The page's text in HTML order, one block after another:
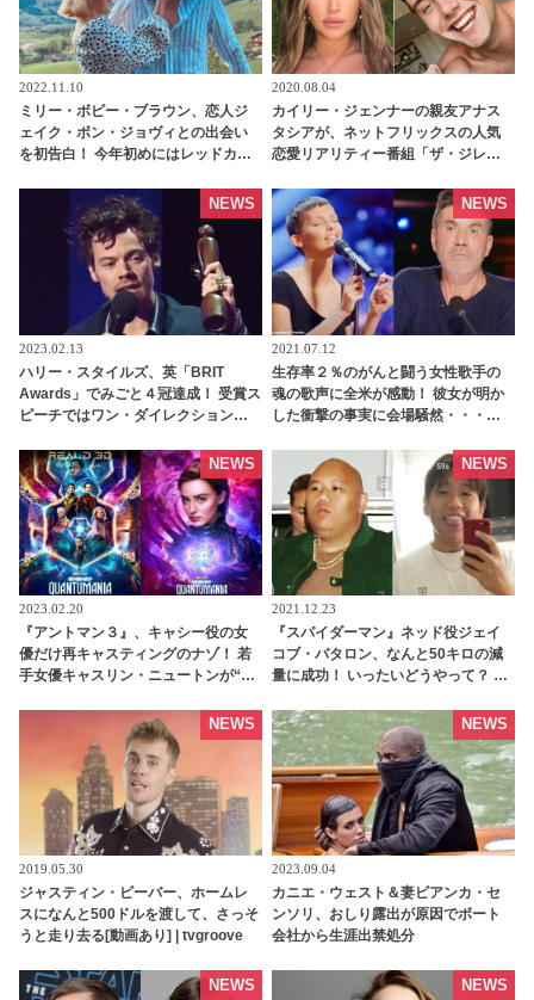
2022.11.10
ミリー・ボビー・ブラウン、恋人ジ
ェイク・ボン・ジョヴィとの出会い
を初告白！ 今年初めにはレッドカー
知り合った経緯とは・・？［動画あ
り］ - tvgroove
2020.08.04
カイリー・ジェンナーの親友アナス
タシアが、ネットフリックスの人気
恋愛リアリティー番組「ザ・ジレン
と交際！？ ファンたちがそう予想す
る理由とは[写真あり] | tvgroove
2023.02.13
ハリー・スタイルズ、英「BRIT
Awards」でみごと４冠達成！ 受賞ス
ピーチではワン・ダイレクションの
「ナイル、ルイ、リアム、ゼインな
しでは僕はここにいない」[動画あり]
- tvgroove
NEWS
2021.07.12
生存率２％のがんと闘う女性歌手の
魂の歌声に全米が感動！ 彼女が明か
した衝撃の事実に会場騒然・・・あ
画あり］ | tvgroove
NEWS
2023.02.20
『アントマン３』、キャシー役の女
優だけ再キャスティングのナゾ！ 若
手女優キャスリン・ニュートンが“３
は・・？ - tvgroove
NEWS
2021.12.23
『スパイダーマン』ネッド役ジェイ
コブ・バタロン、なんと50キロの減
量に成功！ いったいどうやって？ 彼
法が明らかに - tvgroove
NEWS
2019.05.30
ジャスティン・ビーバー、ホームレ
スになんと500ドルを渡して、さっそ
うと走り去る[動画あり] | tvgroove
NEWS
2023.09.04
カニエ・ウェスト＆妻ビアンカ・セ
ンソリ、おしり露出が原因でボート
会社から生涯出禁処分
NEWS
NEWS NEWS